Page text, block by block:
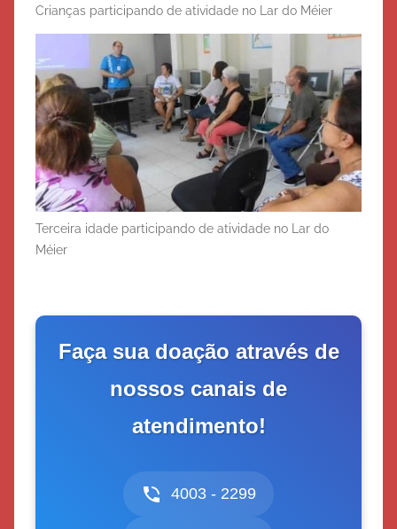
Crianças participando de atividade no Lar do Méier
Terceira idade participando de atividade no Lar do
Méier
Faça sua doação através de
nossos canais de
atendimento!
4003 - 2299